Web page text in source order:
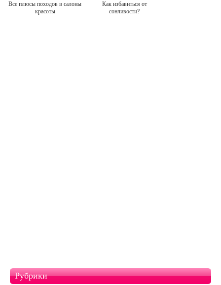
Все плюсы походов в салоны
красоты
Как избавиться от
сонливости?
Рубрики